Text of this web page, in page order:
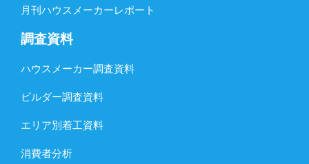
月刊ハウスメーカーレポート
調査資料
ハウスメーカー調査資料
ビルダー調査資料
エリア別着工資料
消費者分析